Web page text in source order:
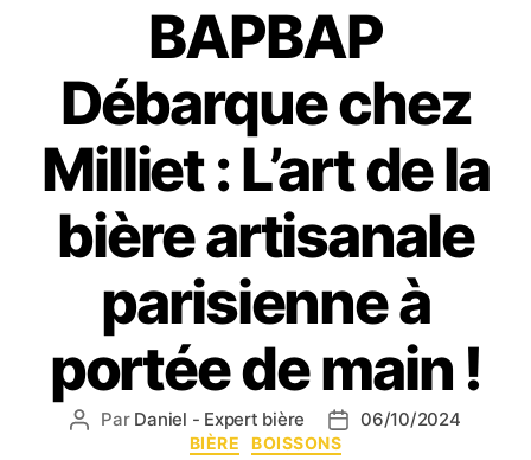
BAPBAP
Débarque chez
Milliet : L’art de la
bière artisanale
parisienne à
portée de main !
Auteur
Par Daniel - Expert bière
Date
de
06/10/2024
Catégories
BIÈRE BOISSONS